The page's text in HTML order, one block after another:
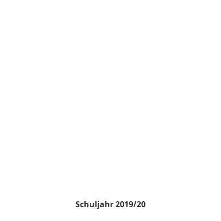
Schuljahr 2019/20